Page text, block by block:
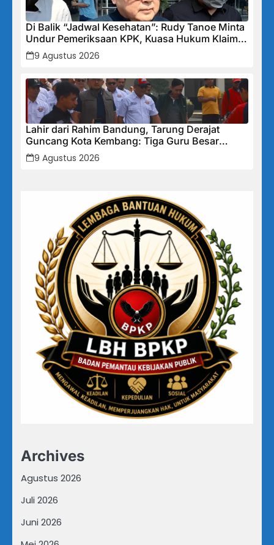
Di Balik “Jadwal Kesehatan”: Rudy Tanoe Minta
Undur Pemeriksaan KPK, Kuasa Hukum Klaim
Kooperatif Meski Status Tersangka Mengintai
9 Agustus 2026
Lahir dari Rahim Bandung, Tarung Derajat
Guncang Kota Kembang: Tiga Guru Besar
Hadirkan Semangat Baru, Linmas Dijadikan
Garda Keamanan Terlatih
9 Agustus 2026
Archives
Agustus 2026
Juli 2026
Juni 2026